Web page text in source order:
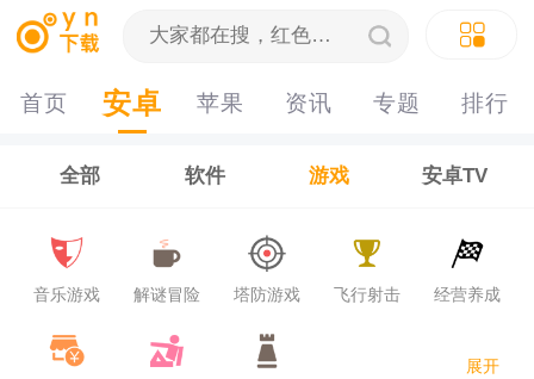
首页 安卓 苹果 资讯 专题 排行
榜
全部 软件 游戏 安卓TV
音乐游戏 解谜冒险 塔防游戏 飞行射击 经营养成
展开